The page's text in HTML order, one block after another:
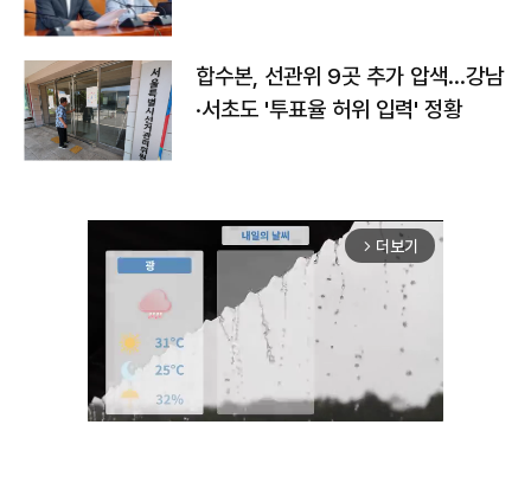
합수본, 선관위 9곳 추가 압색…강남
·서초도 '투표율 허위 입력' 정황
arrow_forward_ios 더보기